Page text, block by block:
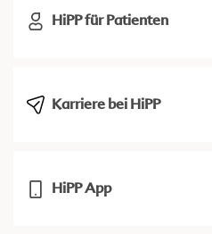
HiPP für Patienten
Karriere bei HiPP
HiPP App